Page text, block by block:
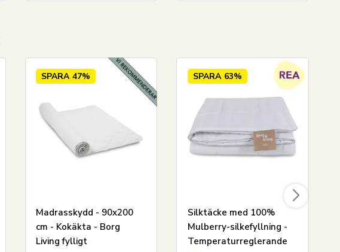
SPARA 47%
Madrasskydd - 90x200
cm - Kokäkta - Borg
Living fylligt
SPARA 63%
Silktäcke med 100%
Mulberry-silkefyllning -
Temperaturreglerande